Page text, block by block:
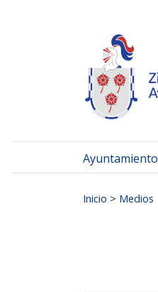
Ayuntamiento
Inicio > Medios